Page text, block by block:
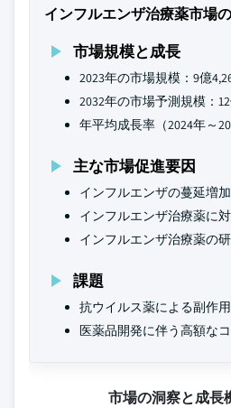
インフルエンザ治療薬市場
市場規模と成長
2023年の市場規模：9億
2032年の市場予測規模：
年平均成長率（2024年～
主な市場促進要因
インフルエンザの蔓延増加
インフルエンザ治療薬に
インフルエンザ治療薬の
課題
抗ウイルス薬による副作用
医薬品開発に伴う高額な
市場の洞察と成長